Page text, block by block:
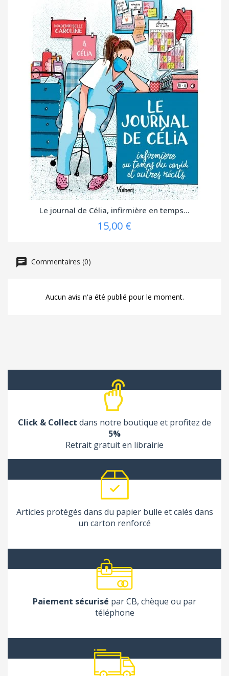
Le journal de Célia, infirmière en temps...
15,00 €
Commentaires (0)
Aucun avis n'a été publié pour le moment.
Click & Collect dans notre boutique et profitez de
5%
Retrait gratuit en librairie
Articles protégés dans du papier bulle et calés dans
un carton renforcé
Paiement sécurisé par CB, chèque ou par
téléphone